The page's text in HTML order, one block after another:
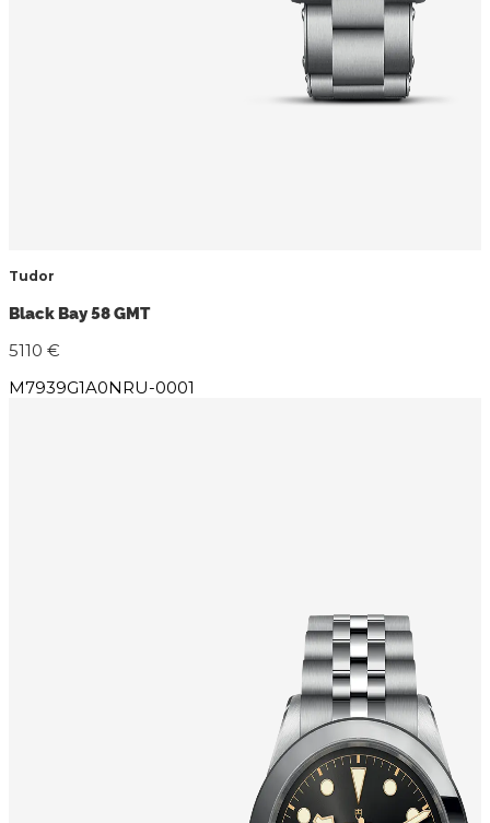
Tudor
Black Bay 58 GMT
5110 €
M7939G1A0NRU-0001